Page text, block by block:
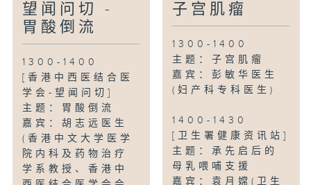
望闻问切 -
胃酸倒流
1300-1400
[香港中西医结合医
学会-望闻问切]
主题：胃酸倒流
嘉宾：胡志远医生
(香港中文大学医学
院内科及药物治疗
学系教授、香港中
子宫肌瘤
1300-1400
主题：子宫肌瘤
嘉宾：彭敏华医生
(妇产科专科医生)
1400-1430
[卫生署健康资讯站]
主题：承先启后的
母乳喂哺支援
嘉宾：袁月嫦(卫生